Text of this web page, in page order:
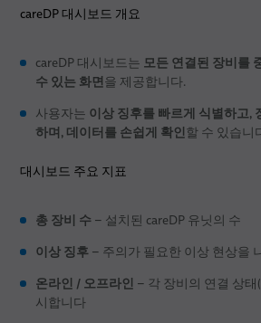
careDP 대시보드 개요
careDP 대시보드는 모든 연결된 장비를
수 있는 화면을 제공합니다.
사용자는 이상 징후를 빠르게 식별하고,
하며, 데이터를 손쉽게 확인할 수 있습니
대시보드 주요 지표
총 장비 수– 설치된 careDP 유닛의 수
이상 징후– 주의가 필요한 이상 현상을
온라인 / 오프라인 – 각 장비의 연결 상
시합니다